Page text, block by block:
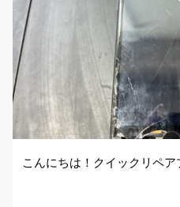
こんにちは！クイックリペ